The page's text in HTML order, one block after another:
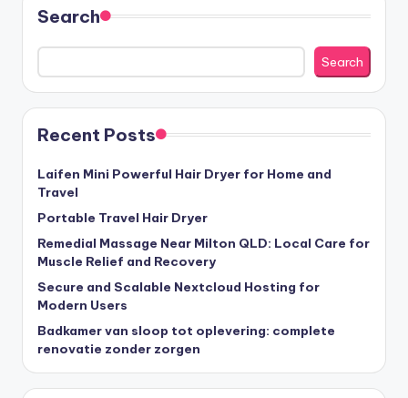
Search
Search
Recent Posts
Laifen Mini Powerful Hair Dryer for Home and
Travel
Portable Travel Hair Dryer
Remedial Massage Near Milton QLD: Local Care for
Muscle Relief and Recovery
Secure and Scalable Nextcloud Hosting for
Modern Users
Badkamer van sloop tot oplevering: complete
renovatie zonder zorgen